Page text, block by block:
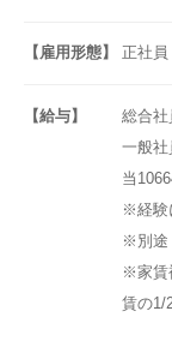
【雇用形態】 正社員
【給与】
総合社
一般
当
※経験
※別途
※家賃
賃の1/